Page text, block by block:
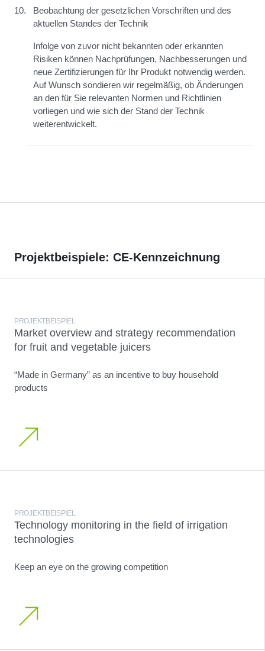
Beobachtung der gesetzlichen Vorschriften und des
aktuellen Standes der Technik
Infolge von zuvor nicht bekannten oder erkannten
Risiken können Nachprüfungen, Nachbesserungen und
neue Zertifizierungen für Ihr Produkt notwendig werden.
Auf Wunsch sondieren wir regelmäßig, ob Änderungen
an den für Sie relevanten Normen und Richtlinien
vorliegen und wie sich der Stand der Technik
weiterentwickelt.
Projektbeispiele: CE-Kennzeichnung
PROJEKTBEISPIEL
Market overview and strategy recommendation
for fruit and vegetable juicers
“Made in Germany” as an incentive to buy household
products
PROJEKTBEISPIEL
Technology monitoring in the field of irrigation
technologies
Keep an eye on the growing competition